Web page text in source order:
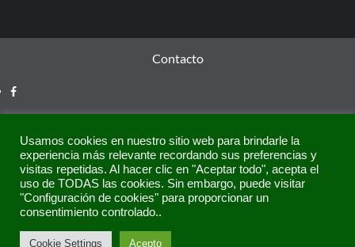
Contacto
Copyright © Todos los derechos reservados.
Usamos cookies en nuestro sitio web para brindarle la
experiencia más relevante recordando sus preferencias y
visitas repetidas. Al hacer clic en "Aceptar todo", acepta el
uso de TODAS las cookies. Sin embargo, puede visitar
"Configuración de cookies" para proporcionar un
consentimiento controlado..
Cookie Settings Acepto